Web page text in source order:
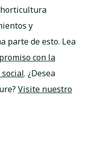
y
parte de esto. Lea
con la
. ¿Desea
Visite nuestro